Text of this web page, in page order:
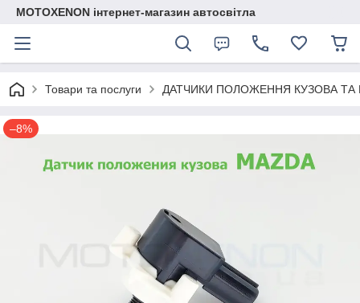
MOTOXENON інтернет-магазин автосвітла
Товари та послуги ДАТЧИКИ ПОЛОЖЕННЯ КУЗОВА ТА
–8%